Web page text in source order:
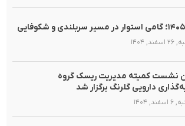
۱۴۰۴
نشست کمیته مدیریت ریسک گروه
دارویی گلرنگ برگزار شد
۱۴۰۴